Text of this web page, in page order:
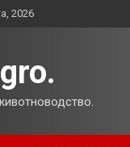
2026